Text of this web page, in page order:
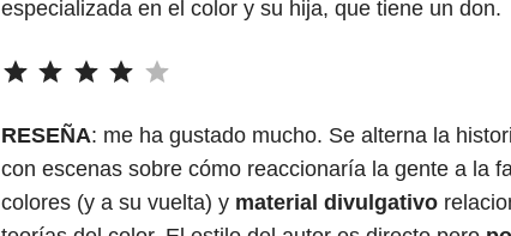
especializada en el color y su hija, que tiene un don.
⭐⭐⭐⭐
RESEÑA: me ha gustado mucho. Se alterna la
con escenas sobre cómo reaccionaría la gente a la
colores (y a su vuelta) y material divulgativo